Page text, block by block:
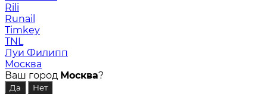
Rili
Runail
Timkey
TNL
Луи Филипп
Москва
Ваш город Москва?